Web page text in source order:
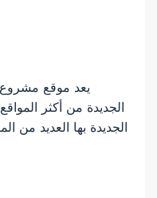
يعد موقع مشروع
الجديدة من أكثر
الجديدة بها العديد من